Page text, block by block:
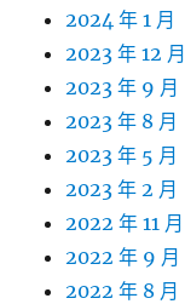
2024 年 1 月
2023 年 12 月
2023 年 9 月
2023 年 8 月
2023 年 5 月
2023 年 2 月
2022 年 11 月
2022 年 9 月
2022 年 8 月